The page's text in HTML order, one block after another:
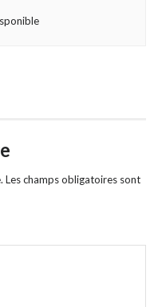
Les champs obligatoires sont